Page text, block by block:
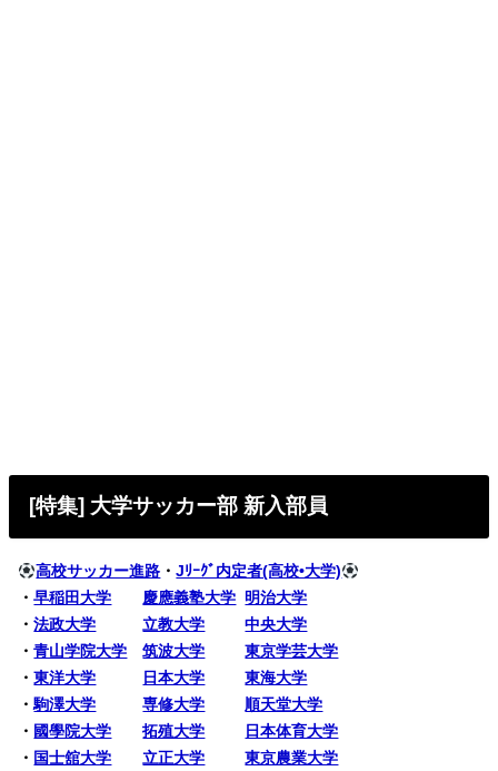
[特集] 大学サッカー部 新入部員
高校サッカー進路 ・Jﾘｰｸﾞ内定者(高校•大学)
・早稲田大学 慶應義塾大学 明治大学
・法政大学 立教大学
中央大学
・青山学院大学 筑波大学
東京学芸大学
・東洋大学 日本大学
東海大学
・駒澤大学 専修大学
順天堂大学
・ 國學院大学 拓殖大学
日本体育大学
・ 国士舘大学 立正大学 東京農業大学